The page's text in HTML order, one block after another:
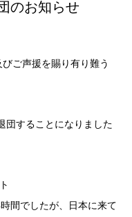
のお知らせ
ご声援を賜り有り難う
団することになりました
間でしたが、日本に来て